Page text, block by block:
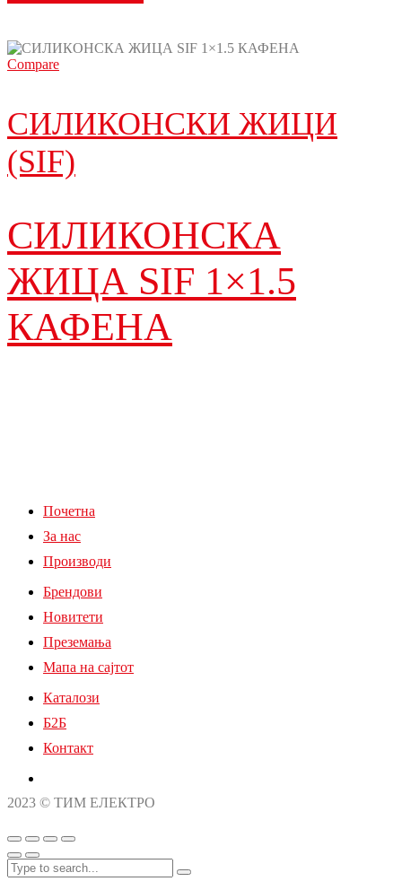
Compare
СИЛИКОНСКИ ЖИЦИ
(SIF)
СИЛИКОНСКА
ЖИЦА SIF 1×1.5
КАФЕНА
Почетна
За нас
Производи
Брендови
Новитети
Преземања
Мапа на сајтот
Каталози
Б2Б
Контакт
2023 © ТИМ ЕЛЕКТРО